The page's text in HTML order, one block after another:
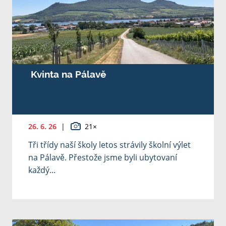
Kvinta na Pálavě
26. 6. 26 | 21×
Tři třídy naší školy letos strávily školní výlet
na Pálavě. Přestože jsme byli ubytovaní
každý...